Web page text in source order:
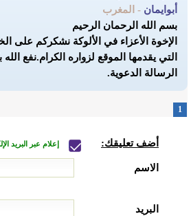
أبوايمان - المغرب
بسم الله الرحمان الرحيم
الإخوة الأعزاء في الألوكة نشكركم على
التي يقدمها الموقع لزواره الكرام.نفع
الرسالة الدعوية.
1
أضف تعليقك: إعلام عبر البريد
الاسم
البريد